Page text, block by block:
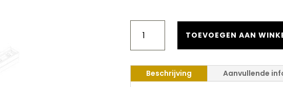
TRENDLINE
SET
ENKELE
TOEVOEGEN AAN
Beschrijving Aanvullende